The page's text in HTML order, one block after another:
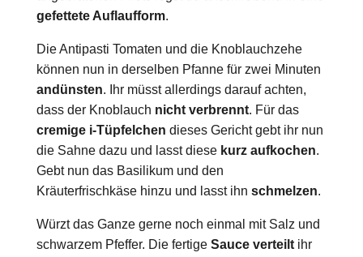
gefettete Auflaufform.
Die Antipasti Tomaten und die Knoblauchzehe
können nun in derselben Pfanne für zwei Minuten
andünsten. Ihr müsst allerdings darauf achten,
dass der Knoblauch nicht verbrennt. Für das
cremige i-Tüpfelchen dieses Gericht gebt ihr nun
die Sahne dazu und lasst diese kurz aufkochen.
Gebt nun das Basilikum und den
Kräuterfrischkäse hinzu und lasst ihn schmelzen.
Würzt das Ganze gerne noch einmal mit Salz und
schwarzem Pfeffer. Die fertige Sauce verteiltihr